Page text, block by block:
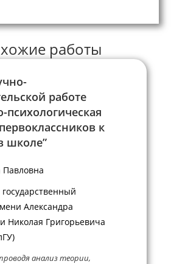
работы
работе
психологическая
к
школе”
Павловна
Александра
Николая Григорьевича
анализ теории,